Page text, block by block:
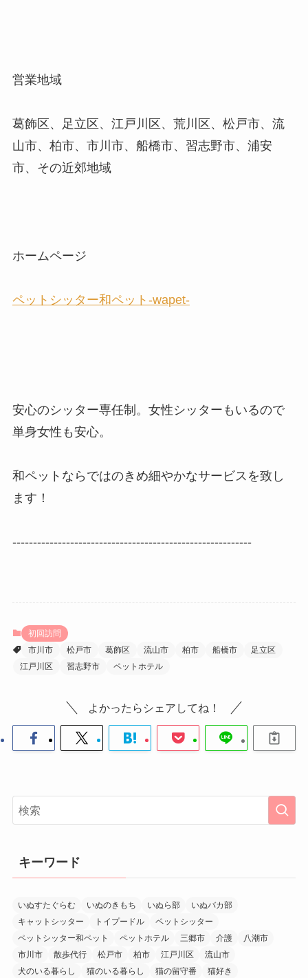
営業地域
葛飾区、足立区、江戸川区、荒川区、松戸市、流
山市、柏市、市川市、船橋市、習志野市、浦安
市、その近郊地域
ホームページ
ペットシッター和ペット-wapet-
安心のシッター専任制。女性シッターもいるので
単身女性も安心。
和ペットならではのきめ細やかなサービスを致し
ます！
----------------------------------------------------------
初回訪問
市川市
松戸市 葛飾区 流山市 柏市 船橋市
足立区
江戸川区
習志野市 ペットホテル
よかったらシェアしてね！
キーワード
いぬすたぐらむ いぬのきもち いぬら部
いぬバカ部
キャットシッター
トイプードル
ペットシッター
ペットシッター和ペット
ペットホテル 三郷市 介護
八潮市
市川市
散歩代行 松戸市 柏市 江戸川区
流山市
犬のいる暮らし
猫のいる暮らし 猫の留守番
猫好き